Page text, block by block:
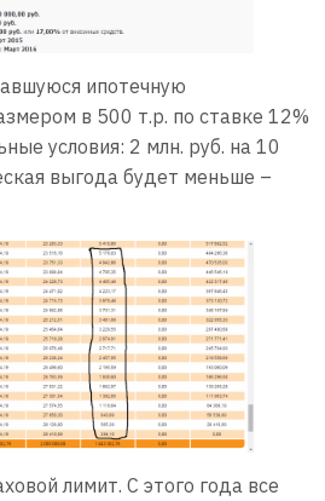
ипотечную
в 500 т.р. по ставке 12%
условия: 2 млн. руб. на 10
выгода будет меньше –
лимит. С этого года все